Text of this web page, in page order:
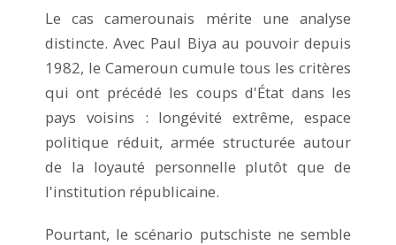
Le cas camerounais mérite une analyse
distincte. Avec Paul Biya au pouvoir depuis
1982, le Cameroun cumule tous les critères
qui ont précédé les coups d'État dans les
pays voisins : longévité extrême, espace
politique réduit, armée structurée autour
de la loyauté personnelle plutôt que de
l'institution républicaine.
Pourtant, le scénario putschiste ne semble